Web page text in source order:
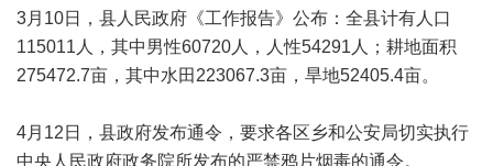
3月10日，县人民政府《工作报告》公布：全县计有人口
115011人，其中男性60720人，人性54291人；耕地面积
275472.7亩，其中水田223067.3亩，旱地52405.4亩。
4月12日，县政府发布通令，要求各区乡和公安局切实执行
中央人民政府政务院所发布的严禁鸦片烟毒的通令。